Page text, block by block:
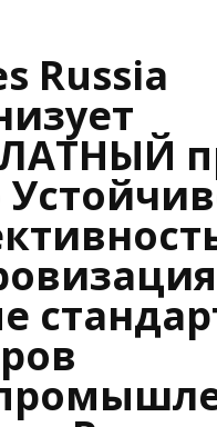
Russia